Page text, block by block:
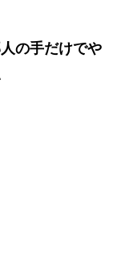
の手だけでや